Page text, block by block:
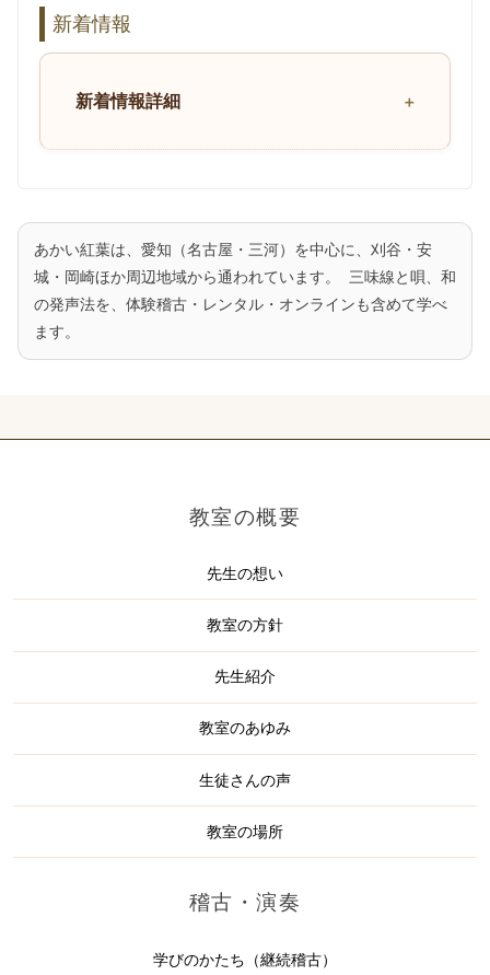
新着情報
新着情報詳細
あかい紅葉は、愛知（名古屋・三河）を中心に、刈谷・安
城・岡崎ほか周辺地域から通われています。 三味線と唄、和
の発声法を、体験稽古・レンタル・オンラインも含めて学べ
ます。
教室の概要
先生の想い
教室の方針
先生紹介
教室のあゆみ
生徒さんの声
教室の場所
稽古・演奏
学びのかたち（継続稽古）